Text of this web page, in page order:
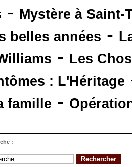
- Mystère à Saint-
belles années -
- Les
: L'Héritage
famille -
: